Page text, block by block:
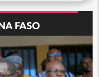
FASO